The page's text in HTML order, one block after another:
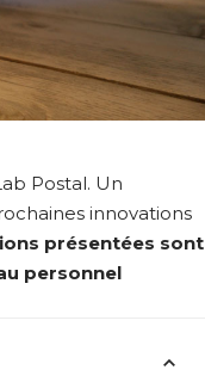
Postal. Un
innovations
présentées sont
personnel